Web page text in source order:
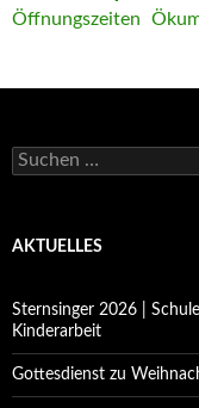
Öffnungszeiten
Suchen
nach:
AKTUELLES
Sternsinger 2026 |
Kinderarbeit
Gottesdienst zu